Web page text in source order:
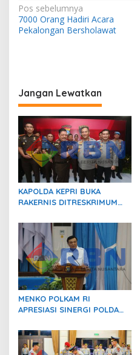
N
a
a
s
i
p
o
s
Pos sebelumnya
7000 Orang Hadiri Acara
Pekalongan Bersholawat
Jangan Lewatkan
KAPOLDA KEPRI BUKA
RAKERNIS DITRESKRIMUM
POLRI DAN KEJAKSAAN
MENKO POLKAM RI
APRESIASI SINERGI POLDA
KEAMANAN DAN DUKUNG
IKLIM INVESTASI